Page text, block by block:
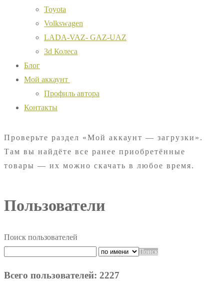
Toyota
Volkswagen
LADA-VAZ- GAZ-UAZ
3d Колеса
Блог
Мой аккаунт
Профиль автора
Контакты
Проверьте раздел «Мой аккаунт — загрузки».
Там вы найдёте все ранее приобретённые
товары — их можно скачать в любое время.
Пользователи
Поиск пользователей
Поиск
Всего пользователей: 2227